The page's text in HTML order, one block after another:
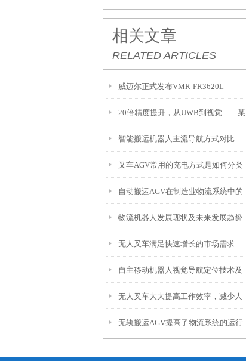
相关文章
RELATED ARTICLES
威迈尔正式发布VMR-FR3620L
20倍精度提升，从UWB到视觉——某
家电仓储叉车智能化改造实战案例
智能搬运机器人主流导航方式对比
叉车AGV常用的充电方式是如何分类
的？
自动搬运AGV在制造业物流系统中的
重要作用
物流机器人发展现状及未来发展趋势
无人叉车满足快速增长的市场需求
自主移动机器人视觉导航定位技术及
其原理
无人叉车大大提高工作效率，减少人
员投入
无轨搬运AGV提高了物流系统的运行